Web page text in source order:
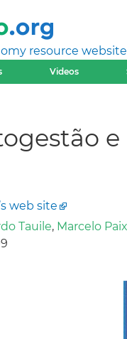
resource website
Videos
web site
Tauile, Marcelo